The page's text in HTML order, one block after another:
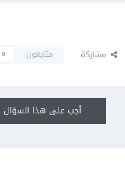
مشاركة متابعون 0
أجب على هذا السؤال